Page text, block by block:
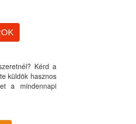
Kérd a
küldök hasznos
a mindennapi